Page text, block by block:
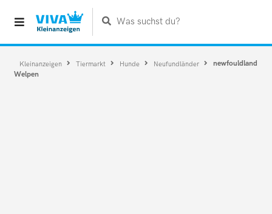
Was suchst du?
Kleinanzeigen Tiermarkt Hunde Neufundländer
newfouldland
Welpen